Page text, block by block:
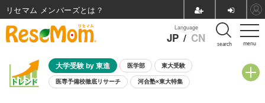
menu
Language
JP / CN search
大学受験 by 東進 医学部 東大受験
医専予備校徹底リサーチ 河合塾×東大特集
リセマム メンバーズ